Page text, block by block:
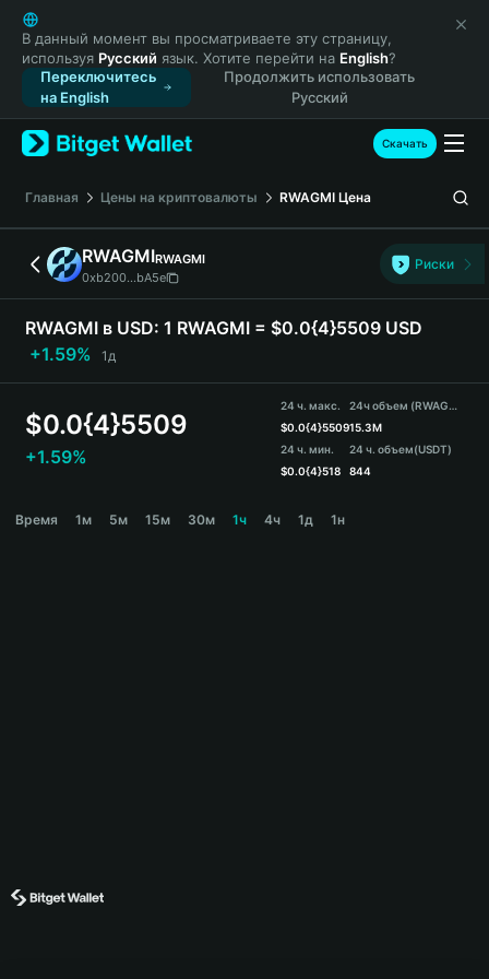
English
日本語
Tiếng Việt
Русский
Español (Latinoamérica)
Türkçe
Français
Deutsch
简体中文
繁體中文
Português (Portugal)
Bahasa Indonesia
ภาษาไทย
हिन्दी
Español
Português (Brasil)
В данный момент вы просматриваете эту страницу,
используя Русский язык. Хотите перейти на English?
Переключитесь
на English
Продолжить использовать
Русский
Скачать
Главная Цены на криптовалюты RWAGMI Цена
RWAGMIRWAGMI
0xb200...bA5e
Риски
RWAGMI в USD: 1 RWAGMI = $0.0{4}5509 USD
+1.59%
1д
$0.0{4}5509
+1.59%
24 ч. макс.
$0.0{4}5509
24 ч. мин.
$0.0{4}518
24ч объем (RWAGMI)
15.3M
24 ч. объем(USDT)
844
Время 1м 5м 15м 30м 1ч 4ч 1д 1н